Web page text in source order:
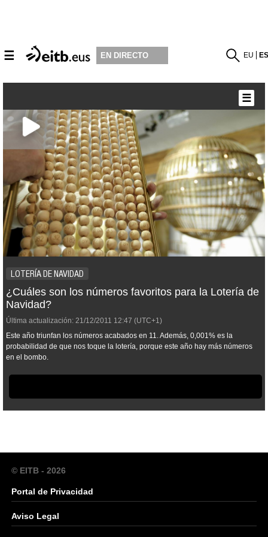
☰ EN DIRECTO EU
LOTERÍA DE NAVIDAD
¿Cuáles son los números favoritos para la Lotería de
Navidad?
Última actualización: 21/12/2011 12:47 (UTC+1)
Este año triunfan los números acabados en 11. Además, 0,001% es la
probabilidad de que nos toque la lotería, porque este año hay más números
en el bombo.
☰
© EITB - 2026
Portal de Privacidad
Aviso Legal